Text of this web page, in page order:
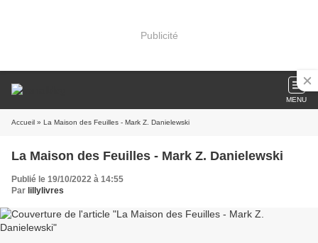
Publicité
MENU
Accueil » La Maison des Feuilles - Mark Z. Danielewski
La Maison des Feuilles - Mark Z. Danielewski
Publié le 19/10/2022 à 14:55
Par lillylivres